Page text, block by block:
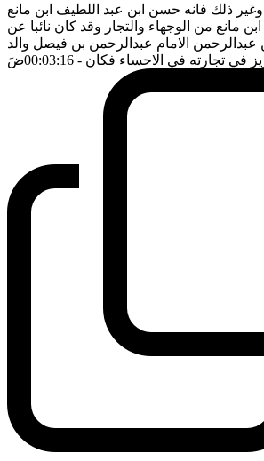
وغير ذلك فانه حسن ابن عبد اللطيف ابن مانع
مانع من الوجهاء والتجار وقد كان نائبا عن
عبدالرحمن الامام عبدالرحمن بن فيصل والد
في تجارته في الاحساء فكان - 00:03:16 ضَ